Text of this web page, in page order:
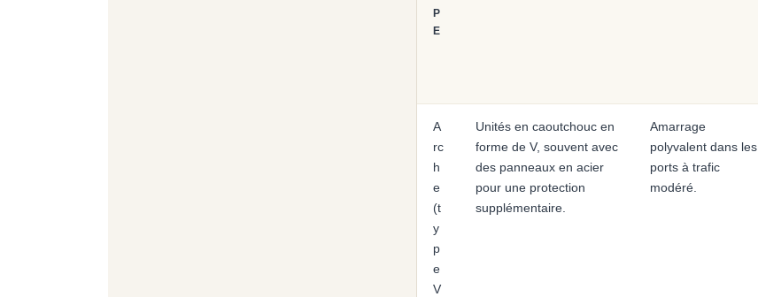
P
E
A
rc
h
e
(t
y
p
e
V
Unités en caoutchouc en
forme de V, souvent avec
des panneaux en acier
pour une protection
supplémentaire.
Amarrage
polyvalent dans les
ports à trafic
modéré.